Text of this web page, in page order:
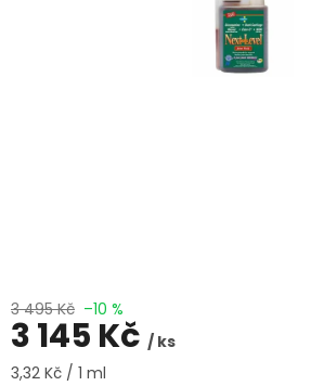
3 495 Kč –10 %
3 145 Kč / ks
Měrná
3,32 Kč / 1 ml